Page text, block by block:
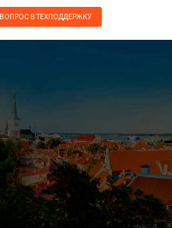
ВОПРОС В ТЕХПОДДЕРЖКУ